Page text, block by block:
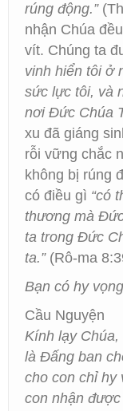
rúng động.”
nhận Chúa
vít. Chúng ta
vinh hiển tôi ở
sức lực tôi, và
nơi Đức Chúa
xu đã giáng
rỗi vững chắc
không bị rúng
có điều gì “có
thương mà
ta trong Đức
ta.”(Rô-ma
Bạn có hy
Cầu Nguyện
Kính lạy
là Đấng ban
cho con chỉ hy
con nhận